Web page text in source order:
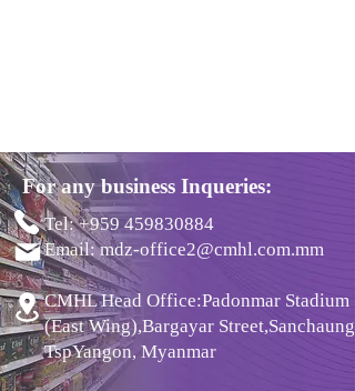
For any business Inqueries:
Tel:+959 459830884
Email:mdz-office2@cmhl.com.mm
​​CMHL Head Office:Padonmar Stadium
(East Wing),Bargayar Street,Sanchaung
Tsp​Yangon, Myanmar​